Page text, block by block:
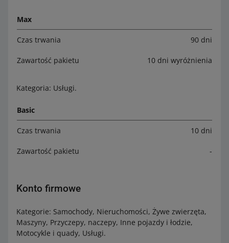
Max
Czas trwania 90 dni
Zawartość pakietu 10 dni wyróżnienia
Kategoria: Usługi.
Basic
Czas trwania 10 dni
Zawartość pakietu -
Konto firmowe
Kategorie: Samochody, Nieruchomości, Żywe zwierzęta,
Maszyny, Przyczepy, naczepy, Inne pojazdy i łodzie,
Motocykle i quady, Usługi.